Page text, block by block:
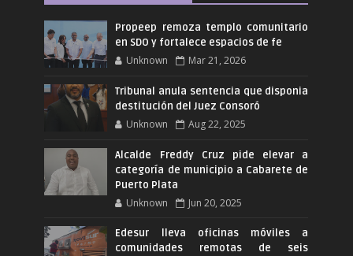
Propeep remoza templo comunitario
en SDO y fortalece espacios de fe
Unknown Mar 21, 2026
Tribunal anula sentencia que disponia
destitución del Juez Consoró
Unknown Aug 22, 2025
Alcalde Freddy Cruz pide elevar a
categoría de municipio a Cabarete de
Puerto Plata
Unknown Jun 20, 2025
Edesur lleva oficinas móviles a
comunidades remotas de seis